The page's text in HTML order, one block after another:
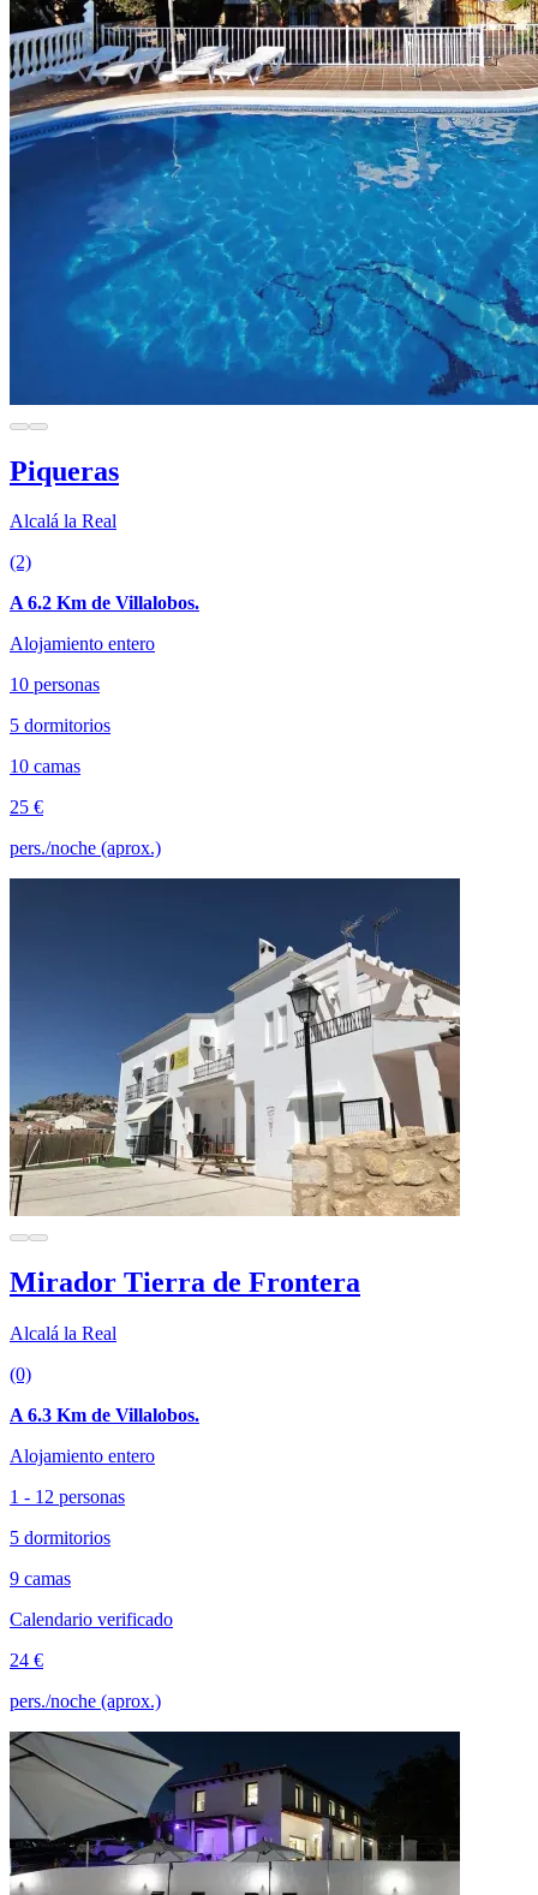
Piqueras
Alcalá la Real
(2)
A 6.2 Km de Villalobos.
Alojamiento entero
10 personas
5 dormitorios
10 camas
25 €
pers./noche (aprox.)
Mirador Tierra de Frontera
Alcalá la Real
(0)
A 6.3 Km de Villalobos.
Alojamiento entero
1 - 12 personas
5 dormitorios
9 camas
Calendario verificado
24 €
pers./noche (aprox.)